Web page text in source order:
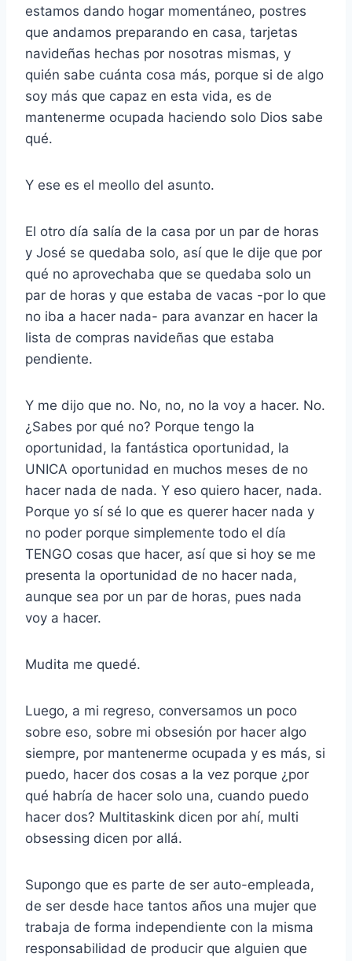
estamos dando hogar momentáneo, postres
que andamos preparando en casa, tarjetas
navideñas hechas por nosotras mismas, y
quién sabe cuánta cosa más, porque si de algo
soy más que capaz en esta vida, es de
mantenerme ocupada haciendo solo Dios sabe
qué.
Y ese es el meollo del asunto.
El otro día salía de la casa por un par de horas
y José se quedaba solo, así que le dije que por
qué no aprovechaba que se quedaba solo un
par de horas y que estaba de vacas -por lo que
no iba a hacer nada- para avanzar en hacer la
lista de compras navideñas que estaba
pendiente.
Y me dijo que no. No, no, no la voy a hacer. No.
¿Sabes por qué no? Porque tengo la
oportunidad, la fantástica oportunidad, la
UNICA oportunidad en muchos meses de no
hacer nada de nada. Y eso quiero hacer, nada.
Porque yo sí sé lo que es querer hacer nada y
no poder porque simplemente todo el día
TENGO cosas que hacer, así que si hoy se me
presenta la oportunidad de no hacer nada,
aunque sea por un par de horas, pues nada
voy a hacer.
Mudita me quedé.
Luego, a mi regreso, conversamos un poco
sobre eso, sobre mi obsesión por hacer algo
siempre, por mantenerme ocupada y es más, si
puedo, hacer dos cosas a la vez porque ¿por
qué habría de hacer solo una, cuando puedo
hacer dos? Multitaskink dicen por ahí, multi
obsessing dicen por allá.
Supongo que es parte de ser auto-empleada,
de ser desde hace tantos años una mujer que
trabaja de forma independiente con la misma
responsabilidad de producir que alguien que